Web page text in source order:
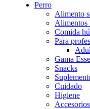
Perro
Alimento
Alimentos
Comida
Para
Gama
Snacks
Cuidado
Higiene
Accesorios